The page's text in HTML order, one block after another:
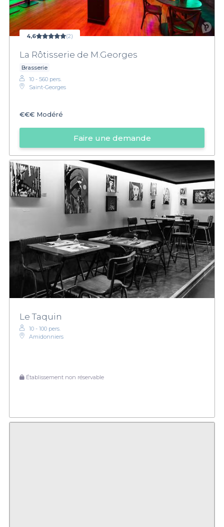
4,6 (2)
La Rôtisserie de M.Georges
Brasserie
10 - 560 pers.
Saint-Georges
€€€ Modéré
Faire une demande
Le Taquin
10 - 100 pers.
Amidonniers
Établissement non réservable